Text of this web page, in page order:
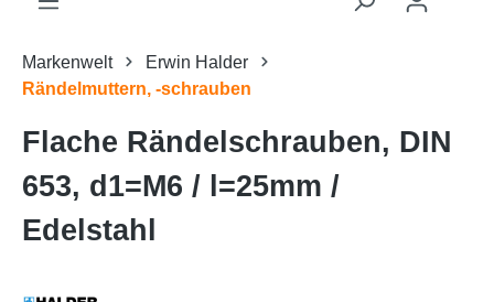
Markenwelt
Erwin Halder
Rändelmuttern, -schrauben
Flache Rändelschrauben, DIN
653, d1=M6 / l=25mm /
Edelstahl